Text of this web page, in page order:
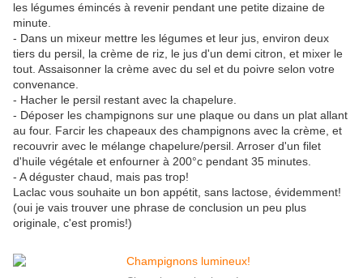
les légumes émincés à revenir pendant une petite dizaine de
minute.
- Dans un mixeur mettre les légumes et leur jus, environ deux
tiers du persil, la crème de riz, le jus d'un demi citron, et mixer le
tout. Assaisonner la crème avec du sel et du poivre selon votre
convenance.
- Hacher le persil restant avec la chapelure.
- Déposer les champignons sur une plaque ou dans un plat allant
au four. Farcir les chapeaux des champignons avec la crème, et
recouvrir avec le mélange chapelure/persil. Arroser d'un filet
d'huile végétale et enfourner à 200°c pendant 35 minutes.
- A déguster chaud, mais pas trop!
Laclac vous souhaite un bon appétit, sans lactose, évidemment!
(oui je vais trouver une phrase de conclusion un peu plus
originale, c'est promis!)